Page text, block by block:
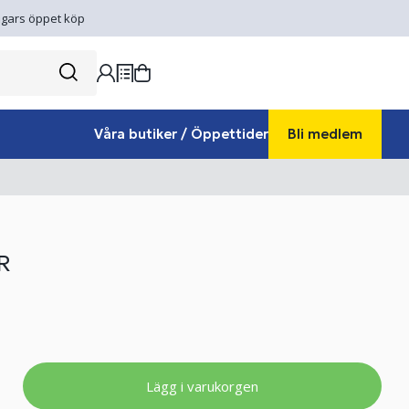
öppet köp
Våra butiker / Öppettider Bli medlem
Lägg i varukorgen